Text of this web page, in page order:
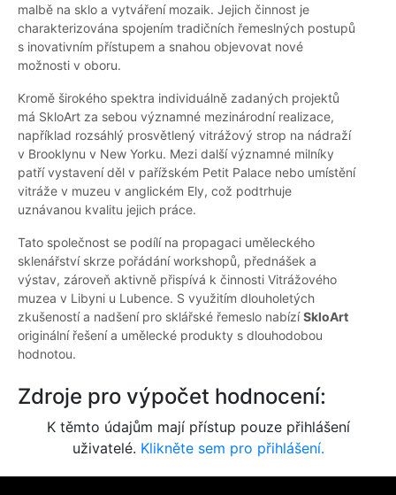
malbě na sklo a vytváření mozaik. Jejich činnost je
charakterizována spojením tradičních řemeslných postupů
s inovativním přístupem a snahou objevovat nové
možnosti v oboru.
Kromě širokého spektra individuálně zadaných projektů
má SkloArt za sebou významné mezinárodní realizace,
například rozsáhlý prosvětlený vitrážový strop na nádraží
v Brooklynu v New Yorku. Mezi další významné milníky
patří vystavení děl v pařížském Petit Palace nebo umístění
vitráže v muzeu v anglickém Ely, což podtrhuje
uznávanou kvalitu jejich práce.
Tato společnost se podílí na propagaci uměleckého
sklenářství skrze pořádání workshopů, přednášek a
výstav, zároveň aktivně přispívá k činnosti Vitrážového
muzea v Libyni u Lubence. S využitím dlouholetých
zkušeností a nadšení pro sklářské řemeslo nabízíSkloArt
originální řešení a umělecké produkty s dlouhodobou
hodnotou.
Zdroje pro výpočet hodnocení:
K těmto údajům mají přístup pouze přihlášení
uživatelé. Klikněte sem pro přihlášení.